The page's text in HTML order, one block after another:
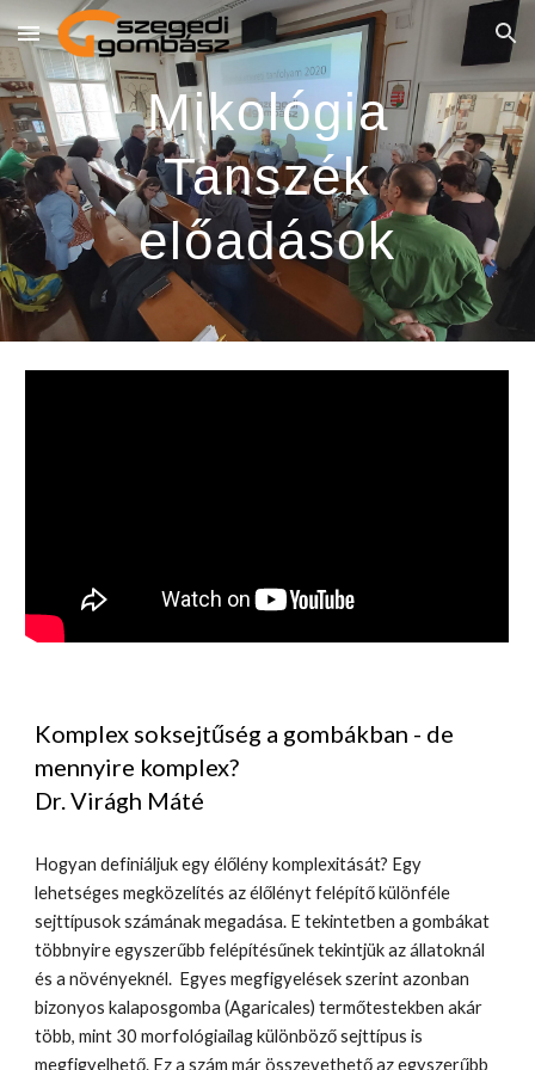
Skip to main content Skip to navigation
Mikológia
Tanszék
előadások
Komplex soksejtűség a gombákban - de
mennyire komplex?
Dr. Virágh Máté
Hogyan definiáljuk egy élőlény komplexitását? Egy
lehetséges megközelítés az élőlényt felépítő különféle
sejttípusok számának megadása. E tekintetben a gombákat
többnyire egyszerűbb felépítésűnek tekintjük az állatoknál
és a növényeknél. Egyes megfigyelések szerint azonban
bizonyos kalaposgomba (Agaricales) termőtestekben akár
több, mint 30 morfológiailag különböző sejttípus is
megfigyelhető. Ez a szám már összevethető az egyszerűbb